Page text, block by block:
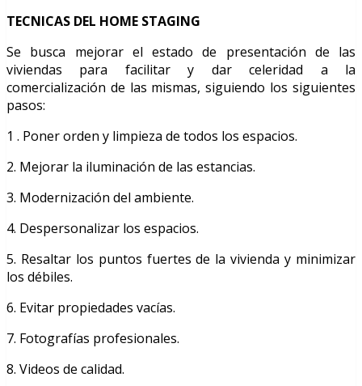
TECNICAS DEL HOME STAGING
Se busca mejorar el estado de presentación de las
viviendas para facilitar y dar celeridad a la
comercialización de las mismas, siguiendo los siguientes
pasos:
1 . Poner orden y limpieza de todos los espacios.
2. Mejorar la iluminación de las estancias.
3. Modernización del ambiente.
4. Despersonalizar los espacios.
5. Resaltar los puntos fuertes de la vivienda y minimizar
los débiles.
6. Evitar propiedades vacías.
7. Fotografías profesionales.
8. Videos de calidad.